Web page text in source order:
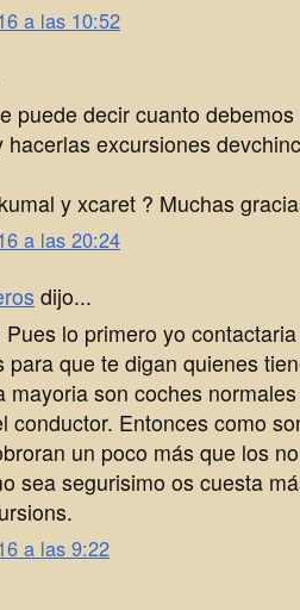
a las 10:52
puede decir cuanto
hacerlas excursiones
y xcaret ? Muchas
a las 20:24
dijo...
lo primero yo
para que te digan quienes
mayoria son coches
conductor. Entonces como
un poco más que los
sea segurisimo os cuesta
a las 9:22